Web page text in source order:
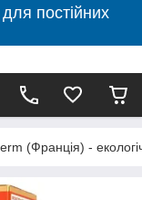
постійних
(Франція) -